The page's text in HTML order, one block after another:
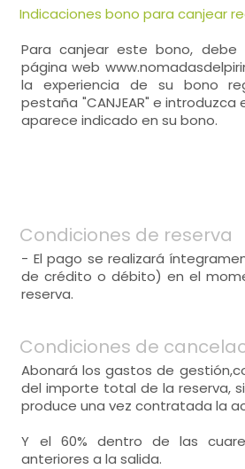
Indicaciones bono para canjear
Para canjear este bono,
página web
la experiencia de su bono
pestaña "CANJEAR" e
aparece indicado en su bono.
Condiciones de reserva
- El pago se realizará
de crédito o débito) en el
reserva.
Condiciones de
Abonará los gastos de
del importe total de la reserva,
produce una vez contratada la
Y el 60% dentro de las
anteriores a la salida.